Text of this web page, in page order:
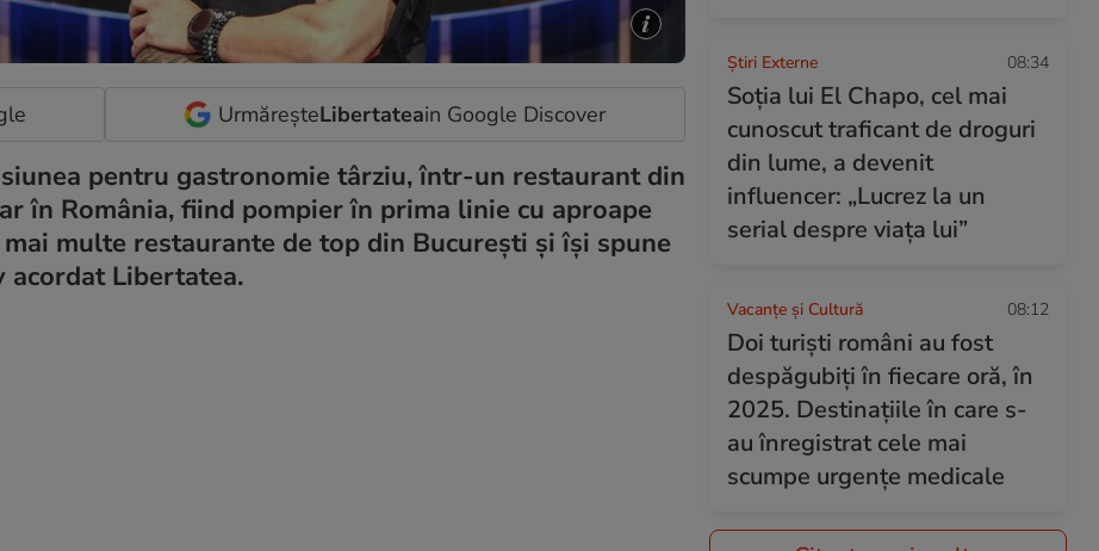
UrmăreșteLibertateain Google Discover
pentru gastronomie târziu, într-un restaurant din
în România, fiind pompier în prima linie cu aproape
multe restaurante de top din București și își spune
Libertatea.
Știri Externe 08:34
Soția lui El Chapo, cel mai
cunoscut traficant de droguri
din lume, a devenit
influencer: „Lucrez la un
serial despre viața lui”
Vacanțe și Cultură 08:12
Doi turiști români au fost
despăgubiți în fiecare oră, în
2025. Destinațiile în care s-
au înregistrat cele mai
scumpe urgențe medicale